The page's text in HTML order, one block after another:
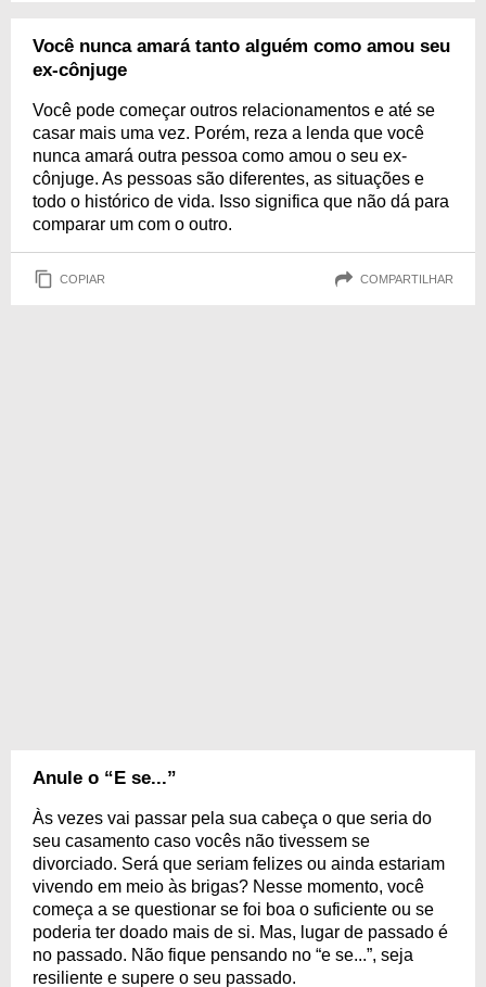
Você nunca amará tanto alguém como amou seu
ex-cônjuge
Você pode começar outros relacionamentos e até se
casar mais uma vez. Porém, reza a lenda que você
nunca amará outra pessoa como amou o seu ex-
cônjuge. As pessoas são diferentes, as situações e
todo o histórico de vida. Isso significa que não dá para
comparar um com o outro.
COPIAR COMPARTILHAR
Anule o “E se...”
Às vezes vai passar pela sua cabeça o que seria do
seu casamento caso vocês não tivessem se
divorciado. Será que seriam felizes ou ainda estariam
vivendo em meio às brigas? Nesse momento, você
começa a se questionar se foi boa o suficiente ou se
poderia ter doado mais de si. Mas, lugar de passado é
no passado. Não fique pensando no “e se...”, seja
resiliente e supere o seu passado.